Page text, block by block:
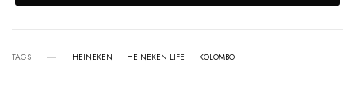
TAGS HEINEKEN HEINEKEN LIFE KOLOMBO